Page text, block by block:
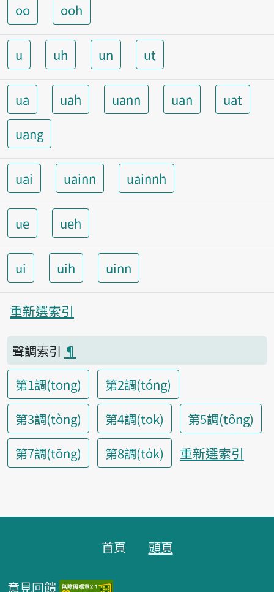
oo ooh
u uh un ut
ua uah uann uan
uat
uang
uai uainn uainnh
ue ueh
ui uih uinn
重新選索引
聲調索引 ¶
第1調(tong)
第2調(tóng)
第3調(tòng)
第4調(tok)
第5調(tông)
第7調(tōng)
第8調(to̍k) 重新選索引
首頁 頭頁
意見回饋